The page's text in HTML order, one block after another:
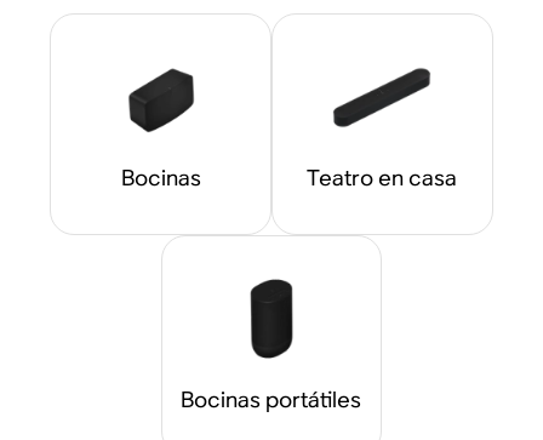
Bocinas Teatro en casa
Bocinas portátiles